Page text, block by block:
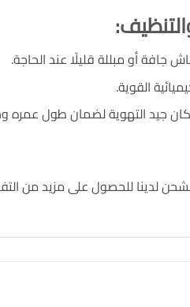
:
جافة أو مبللة قليلًا عند الحاجة.
القوية.
جيد التهوية لضمان طول عمره
لدينا للحصول على مزيد من